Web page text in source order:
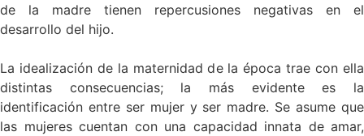
de la madre tienen repercusiones negativas en el
desarrollo del hijo.
La idealización de la maternidad de la época trae con ella
distintas consecuencias; la más evidente es la
identificación entre ser mujer y ser madre. Se asume que
las mujeres cuentan con una capacidad innata de amar,